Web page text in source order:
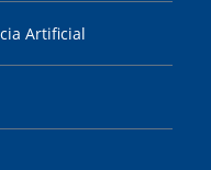
Artificial